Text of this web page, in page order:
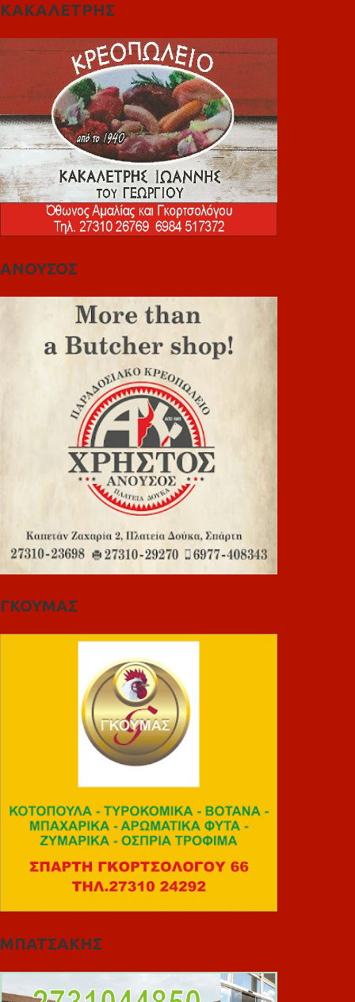
ΚΑΚΑΛΕΤΡΗΣ
ΑΝΟΥΣΟΣ
ΓΚΟΥΜΑΣ
ΜΠΑΤΣΑΚΗΣ